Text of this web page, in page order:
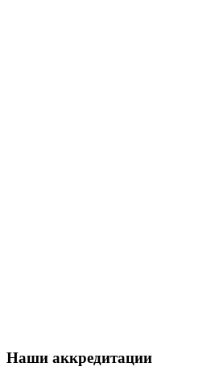
Наши аккредитации